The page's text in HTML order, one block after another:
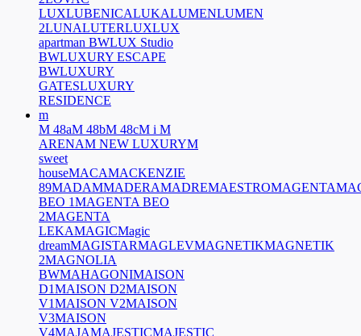
LUXLUBENICALUKALUMENLUMEN
2LUNALUTERLUXLUX
apartman BWLUX Studio
BWLUXURY ESCAPE
BWLUXURY
GATESLUXURY
RESIDENCE
m
M 48aM 48bM 48cM i M
ARENAM NEW LUXURYM
sweet
houseMACAMACKENZIE
89MADAMMADERAMADREMAESTROMAGENTA
BEO 1MAGENTA BEO
2MAGENTA
LEKAMAGICMagic
dreamMAGISTARMAGLEVMAGNETIKMAGNETIK
2MAGNOLIA
BWMAHAGONIMAISON
D1MAISON D2MAISON
V1MAISON V2MAISON
V3MAISON
V4MAJAMAJESTICMAJESTIC